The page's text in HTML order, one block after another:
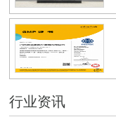
行业资讯